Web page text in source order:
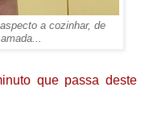
a cozinhar, de
que passa deste